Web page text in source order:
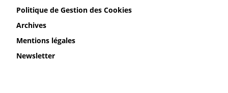
Politique de Gestion des Cookies
Archives
Mentions légales
Newsletter